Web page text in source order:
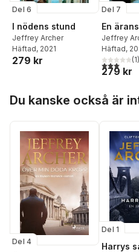
Del 6
I nödens stund
Jeffrey Archer
Häftad, 2021
279 kr
Del 7
En
Jeffrey
Häftad,
3,0utav 5(1)
279 kr
Du kanske också är
Del 4
Del 1
Harrys